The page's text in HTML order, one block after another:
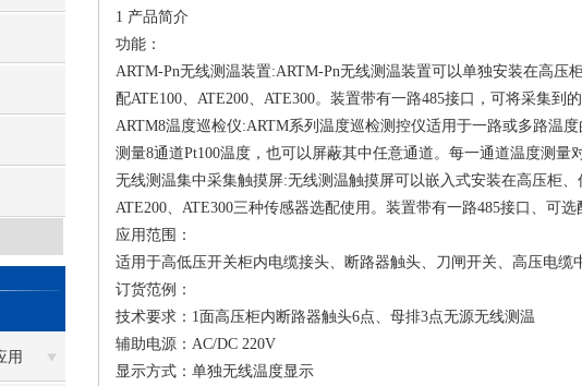
用
1 产品简介
功能：
ARTM-Pn无线测温装置:ARTM-Pn无线测温装置可以单独安装在高
配ATE100、ATE200、ATE300。装置带有一路485接口，可将采集到
ARTM8温度巡检仪:ARTM系列温度巡检测控仪适用于一路或多路温
测量8通道Pt100温度，也可以屏蔽其中任意通道。每一通道温度测量
无线测温集中采集触摸屏:无线测温触摸屏可以嵌入式安装在高压柜
ATE200、ATE300三种传感器选配使用。装置带有一路485接口、可
应用范围：
适用于高低压开关柜内电缆接头、断路器触头、刀闸开关、高压电缆
订货范例：
技术要求：1面高压柜内断路器触头6点、母排3点无源无线测温
辅助电源：AC/DC 220V
显示方式：单独无线温度显示